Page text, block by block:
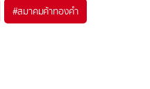
#สมาคมค้าทองคำ